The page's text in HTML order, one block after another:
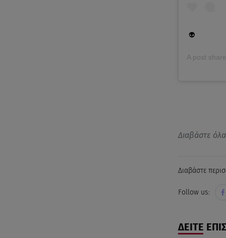
👽
A post
Διαβάστε
Διαβάστε
Follow us:
ΔΕΙΤΕ